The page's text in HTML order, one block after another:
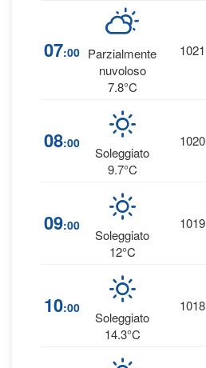
07:00 Parzialmente
nuvoloso
7.8°C
1021
08:00
Soleggiato
9.7°C
1020
09:00
Soleggiato
12°C
1019
10:00
Soleggiato
14.3°C
1018